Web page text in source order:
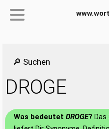
🔎 Suchen
DROGE
Was bedeutet DROGE? Das